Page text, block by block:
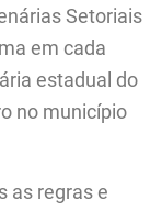
Setoriais
em cada
estadual do
no município
as regras e